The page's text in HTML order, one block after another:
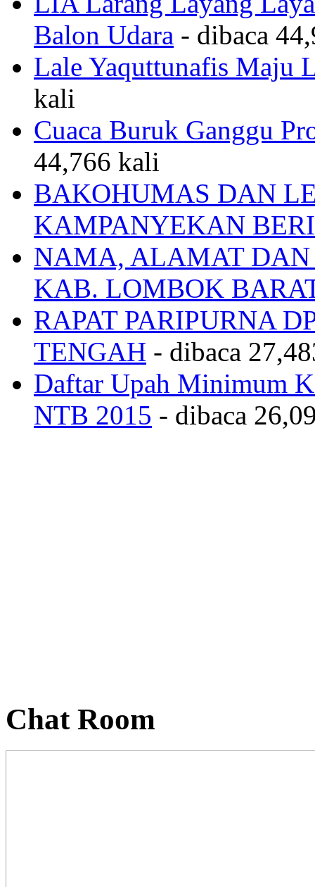
Balon Udara - dibaca
Lale Yaquttunafis Maju
kali
Cuaca Buruk Ganggu
44,766 kali
BAKOHUMAS DAN
KAMPANYEKAN
NAMA, ALAMAT DAN
KAB. LOMBOK
RAPAT PARIPURNA
TENGAH - dibaca
Daftar Upah Minimum
NTB 2015 - dibaca
Chat Room